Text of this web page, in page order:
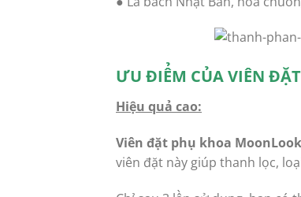
ƯU ĐIỂM CỦA VIÊN
Hiệu quả cao:
Viên đặt phụ khoa MoonLook
viên đặt này giúp thanh lọc,